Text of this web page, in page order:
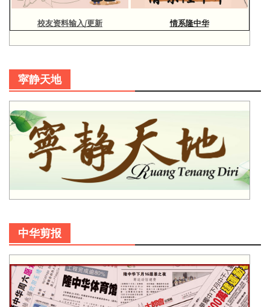
校友资料输入/更新 情系隆中华
寜静天地
中华剪报